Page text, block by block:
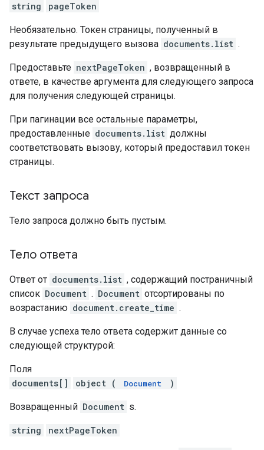
string pageToken
Необязательно. Токен страницы, полученный в
результате предыдущего вызова documents.list .
Предоставьте nextPageToken , возвращенный в
ответе, в качестве аргумента для следующего запроса
для получения следующей страницы.
При пагинации все остальные параметры,
предоставленные documents.list должны
соответствовать вызову, который предоставил токен
страницы.
Текст запроса
Тело запроса должно быть пустым.
Тело ответа
Ответ от documents.list , содержащий постраничный
список Document . Document отсортированы по
возрастанию document.create_time .
В случае успеха тело ответа содержит данные со
следующей структурой:
Поля
documents[]
object ( Document )
Возвращенный Document s.
string nextPageToken